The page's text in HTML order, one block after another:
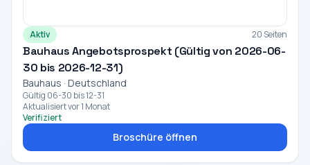
Aktiv 20 Seiten
Bauhaus Angebotsprospekt (Gültig von 2026-06-
30 bis 2026-12-31)
Bauhaus · Deutschland
Gültig 06-30 bis 12-31
Aktualisiert vor 1 Monat
Verifiziert
Broschüre öffnen